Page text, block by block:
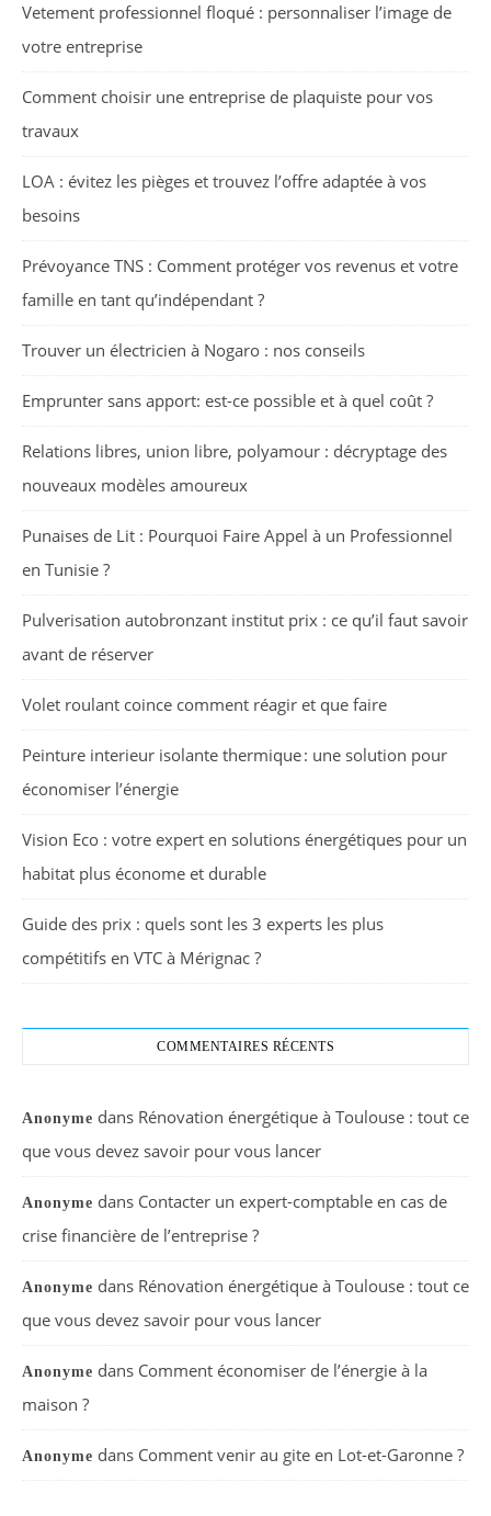
Vetement professionnel floqué : personnaliser l’image de
votre entreprise
Comment choisir une entreprise de plaquiste pour vos
travaux
LOA : évitez les pièges et trouvez l’offre adaptée à vos
besoins
Prévoyance TNS : Comment protéger vos revenus et votre
famille en tant qu’indépendant ?
Trouver un électricien à Nogaro : nos conseils
Emprunter sans apport: est-ce possible et à quel coût ?
Relations libres, union libre, polyamour : décryptage des
nouveaux modèles amoureux
Punaises de Lit : Pourquoi Faire Appel à un Professionnel
en Tunisie ?
Pulverisation autobronzant institut prix : ce qu’il faut savoir
avant de réserver
Volet roulant coince comment réagir et que faire
Peinture interieur isolante thermique : une solution pour
économiser l’énergie
Vision Eco : votre expert en solutions énergétiques pour un
habitat plus économe et durable
Guide des prix : quels sont les 3 experts les plus
compétitifs en VTC à Mérignac ?
COMMENTAIRES RÉCENTS
Anonyme dans Rénovation énergétique à Toulouse : tout ce
que vous devez savoir pour vous lancer
Anonyme dans Contacter un expert-comptable en cas de
crise financière de l’entreprise ?
Anonyme dans Rénovation énergétique à Toulouse : tout ce
que vous devez savoir pour vous lancer
Anonyme dans Comment économiser de l’énergie à la
maison ?
Anonyme dans Comment venir au gite en Lot-et-Garonne ?